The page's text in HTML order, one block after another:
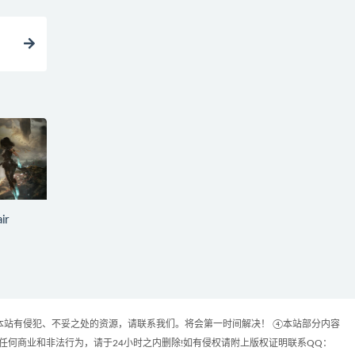
有侵犯、不妥之处的资源，请联系我们。将会第一时间解决！ ④本站部分内容
商业和非法行为，请于24小时之内删除!如有侵权请附上版权证明联系QQ：